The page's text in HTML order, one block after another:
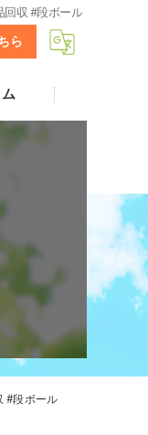
収 #段ボール
ら
#段ボール